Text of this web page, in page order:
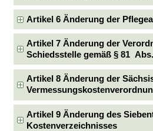
Artikel 6 Änderung der
Artikel 7 Änderung der
Schiedsstelle gemäß § 81 Abs.
Artikel 8 Änderung der
Artikel 9 Änderung des
Kostenverzeichnisses